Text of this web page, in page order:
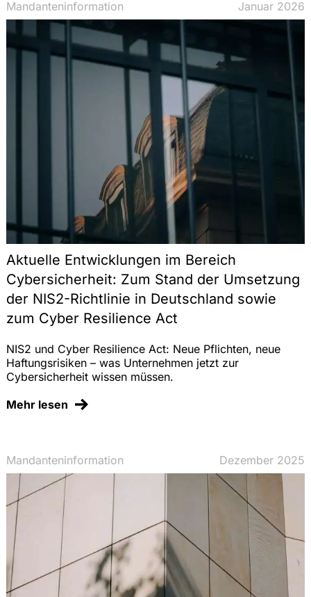
Mandanteninformation Januar 2026
Aktuelle Entwicklungen im Bereich
Cybersicherheit: Zum Stand der Umsetzung
der NIS2-Richtlinie in Deutschland sowie
zum Cyber Resilience Act
NIS2 und Cyber Resilience Act: Neue Pflichten, neue
Haftungsrisiken – was Unternehmen jetzt zur
Cybersicherheit wissen müssen.
Mehr lesen
Mandanteninformation Dezember 2025